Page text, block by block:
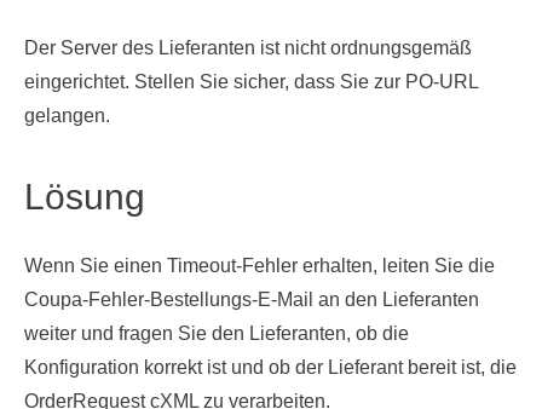
Der Server des Lieferanten ist nicht ordnungsgemäß
eingerichtet. Stellen Sie sicher, dass Sie zur PO-URL
gelangen.
Lösung
Wenn Sie einen Timeout-Fehler erhalten, leiten Sie die
Coupa-Fehler-Bestellungs-E-Mail an den Lieferanten
weiter und fragen Sie den Lieferanten, ob die
Konfiguration korrekt ist und ob der Lieferant bereit ist, die
OrderRequest cXML zu verarbeiten.